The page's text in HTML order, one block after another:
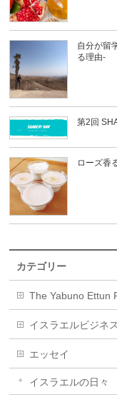
自分が留
る理由-
第2回
ローズ香
カテゴリー
The Yabuno Ettun
イスラエルビジネ
エッセイ
イスラエルの日々